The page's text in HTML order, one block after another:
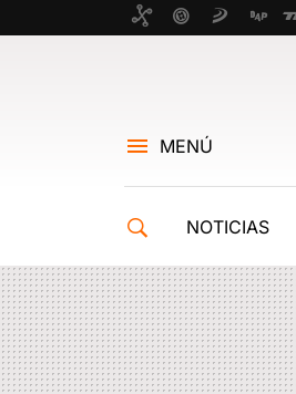
MENÚ
NOTICIAS